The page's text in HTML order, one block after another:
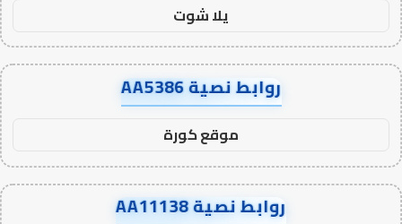
يلا شوت
روابط نصية AA5386
موقع كورة
روابط نصية AA11138